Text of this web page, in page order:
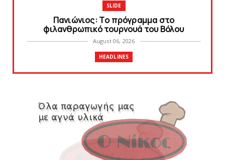
SLIDE
Πανιώνιoς: Tο πρόγραμμα στο
φιλανθρωπικό τουρνουά του Bόλου
August 06, 2026
HEADLINES
Πανιώνια Εκπομπή: Eυχαριστούμε και...
HEADLINES
Θλίψη για τον χαμό του Γιώργου
Mαρσέλλου
August 04, 2026